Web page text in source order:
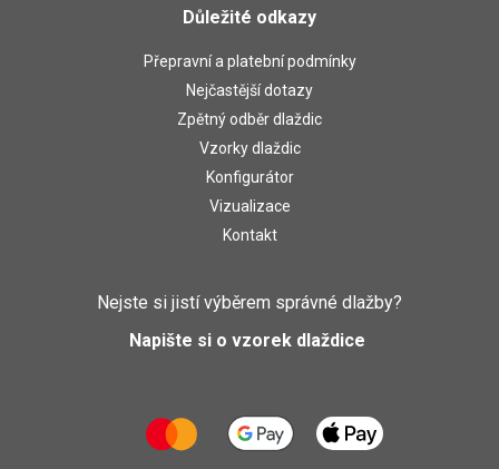
Důležité odkazy
Přepravní a platební podmínky
Nejčastější dotazy
Zpětný odběr dlaždic
Vzorky dlaždic
Konfigurátor
Vizualizace
Kontakt
Nejste si jistí výběrem správné dlažby?
Napište si o vzorek dlaždice